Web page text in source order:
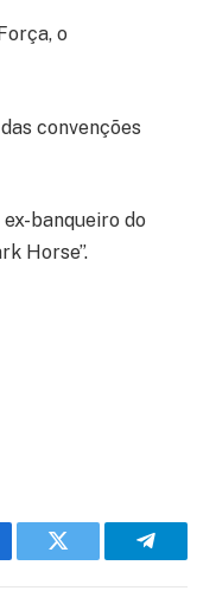
o
convenções
banqueiro do
Horse”.
Twitter Telegram